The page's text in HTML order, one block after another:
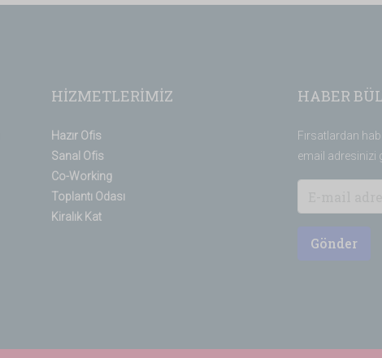
HİZMETLERİMİZ
Hazır Ofis
Sanal Ofis
Co-Working
Toplantı Odası
Kiralık Kat
HABER
Fırsatlardan
email adresinizi
Gönder